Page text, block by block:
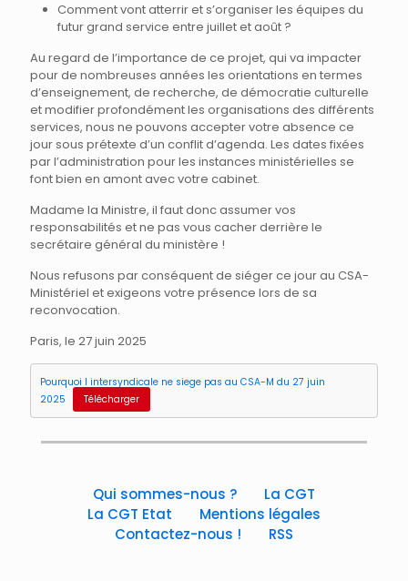
Comment vont atterrir et s’organiser les équipes du
futur grand service entre juillet et août ?
Au regard de l’importance de ce projet, qui va impacter
pour de nombreuses années les orientations en termes
d’enseignement, de recherche, de démocratie culturelle
et modifier profondément les organisations des différents
services, nous ne pouvons accepter votre absence ce
jour sous prétexte d’un conflit d’agenda. Les dates fixées
par l’administration pour les instances ministérielles se
font bien en amont avec votre cabinet.
Madame la Ministre, il faut donc assumer vos
responsabilités et ne pas vous cacher derrière le
secrétaire général du ministère !
Nous refusons par conséquent de siéger ce jour au CSA-
Ministériel et exigeons votre présence lors de sa
reconvocation.
Paris, le 27 juin 2025
Pourquoi l intersyndicale ne siege pas au CSA-M du 27 juin
2025
Télécharger
Qui sommes-nous ?
La CGT
La CGT Etat
Mentions légales
Contactez-nous !
RSS